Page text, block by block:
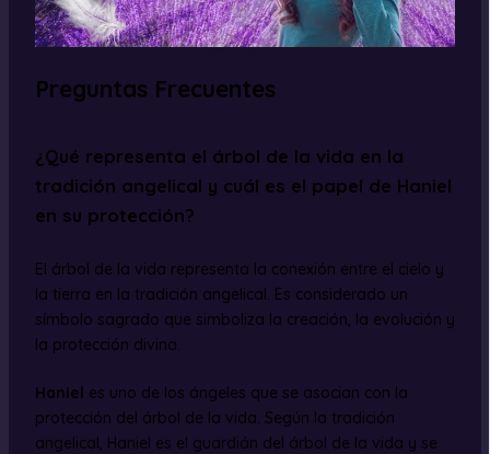
Preguntas Frecuentes
¿Qué representa el árbol de la vida en la
tradición angelical y cuál es el papel de Haniel
en su protección?
El árbol de la vida representa la conexión entre el cielo y
la tierra en la tradición angelical. Es considerado un
símbolo sagrado que simboliza la creación, la evolución y
la protección divina.
Haniel es uno de los ángeles que se asocian con la
protección del árbol de la vida. Según la tradición
angelical, Haniel es el guardián del árbol de la vida y se